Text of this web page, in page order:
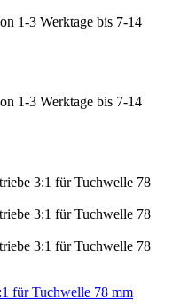
1-3 Werktage bis 7-14
1-3 Werktage bis 7-14